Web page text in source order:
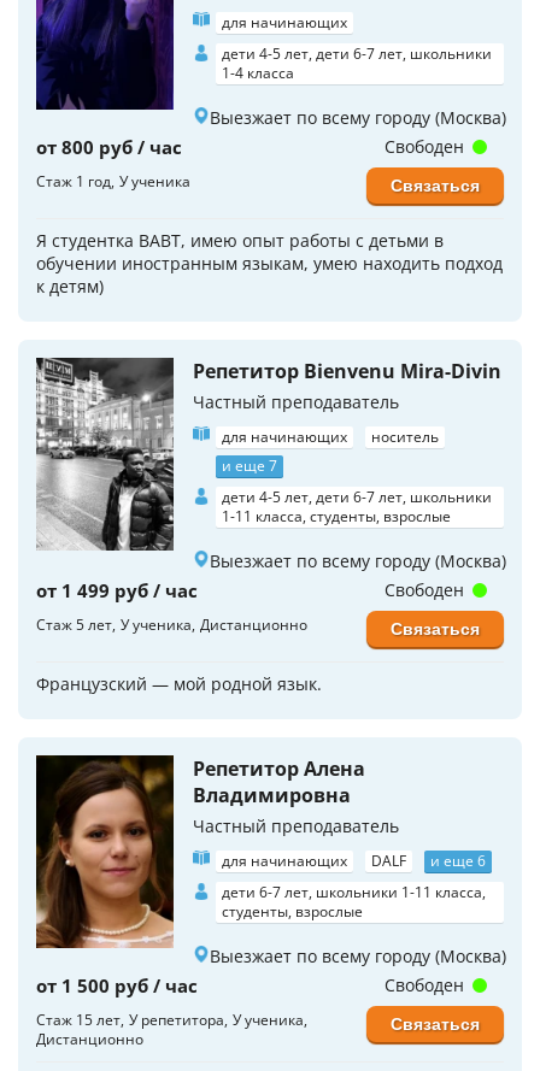
для начинающих
дети 4-5 лет, дети 6-7 лет, школьники
1-4 класса
Выезжает по всему городу (Москва)
от 800 руб / час
Стаж 1 год У ученика
Я студентка ВАВТ, имею опыт работы с детьми в
обучении иностранным языкам, умею находить подход
к детям)
Свободен
Связаться
Репетитор Bienvenu Mira-Divin
Частный преподаватель
для начинающих
носитель
и еще 7
дети 4-5 лет, дети 6-7 лет, школьники
1-11 класса, студенты, взрослые
Выезжает по всему городу (Москва)
от 1 499 руб / час
Стаж 5 лет У ученика Дистанционно
Французский — мой родной язык.
Свободен
Связаться
Репетитор Алена
Владимировна
Частный преподаватель
для начинающих DALF
и еще 6
дети 6-7 лет, школьники 1-11 класса,
студенты, взрослые
Выезжает по всему городу (Москва)
от 1 500 руб / час
Стаж 15 лет У репетитора У ученика
Дистанционно
Свободен
Связаться